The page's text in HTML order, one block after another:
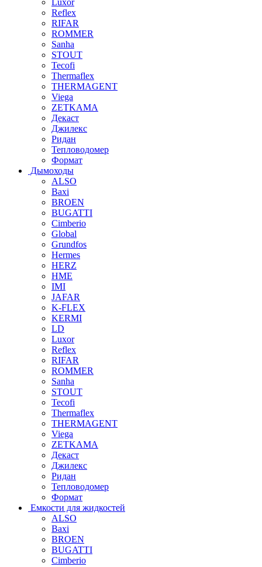
Reflex
RIFAR
ROMMER
Sanha
STOUT
Tecofi
Thermaflex
THERMAGENT
Viega
ZETKAMA
Декаст
Джилекс
Ридан
Тепловодомер
Формат
Дымоходы
ALSO
Baxi
BROEN
BUGATTI
Cimberio
Global
Grundfos
Hermes
HERZ
HME
IMI
JAFAR
K-FLEX
KERMI
LD
Luxor
Reflex
RIFAR
ROMMER
Sanha
STOUT
Tecofi
Thermaflex
THERMAGENT
Viega
ZETKAMA
Декаст
Джилекс
Ридан
Тепловодомер
Формат
Емкости для жидкостей
ALSO
Baxi
BROEN
BUGATTI
Cimberio